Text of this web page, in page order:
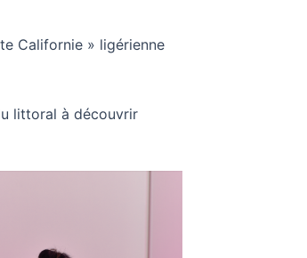
Californie » ligérienne
littoral à découvrir